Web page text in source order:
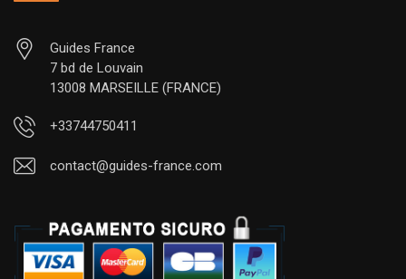
Guides France
7 bd de Louvain
13008 MARSEILLE (FRANCE)
+33744750411
contact@guides-france.com